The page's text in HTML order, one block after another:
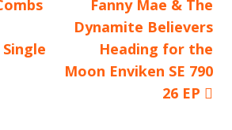
Nächster
Beitrag
Fanny Mae & The
Dynamite Believers
Heading for the
Moon Enviken SE 790
26 EP